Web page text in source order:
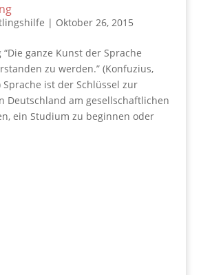
| Oktober 26, 2015
ganze Kunst der Sprache
zu werden.” (Konfuzius,
Sprache ist der Schlüssel zur
Deutschland am gesellschaftlichen
ein Studium zu beginnen oder